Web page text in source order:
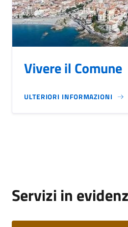
Vivere il Comune
ULTERIORI INFORMAZIONI
Servizi in